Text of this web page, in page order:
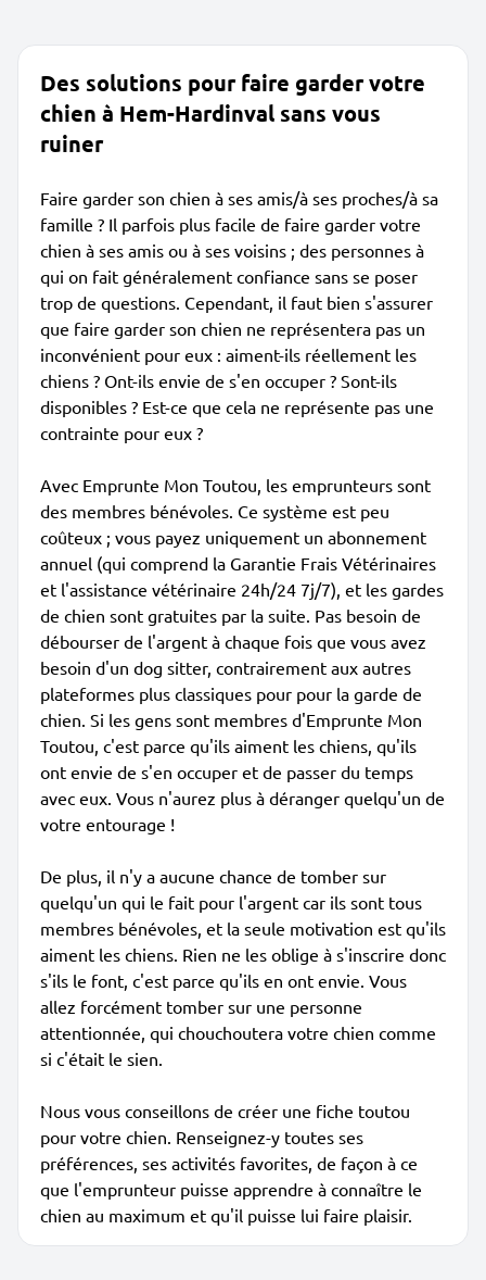
Des solutions pour faire garder votre
chien à Hem-Hardinval sans vous
ruiner
Faire garder son chien à ses amis/à ses proches/à sa
famille ? Il parfois plus facile de faire garder votre
chien à ses amis ou à ses voisins ; des personnes à
qui on fait généralement confiance sans se poser
trop de questions. Cependant, il faut bien s'assurer
que faire garder son chien ne représentera pas un
inconvénient pour eux : aiment-ils réellement les
chiens ? Ont-ils envie de s'en occuper ? Sont-ils
disponibles ? Est-ce que cela ne représente pas une
contrainte pour eux ?
Avec Emprunte Mon Toutou, les emprunteurs sont
des membres bénévoles. Ce système est peu
coûteux ; vous payez uniquement un abonnement
annuel (qui comprend la Garantie Frais Vétérinaires
et l'assistance vétérinaire 24h/24 7j/7), et les gardes
de chien sont gratuites par la suite. Pas besoin de
débourser de l'argent à chaque fois que vous avez
besoin d'un dog sitter, contrairement aux autres
plateformes plus classiques pour pour la garde de
chien. Si les gens sont membres d'Emprunte Mon
Toutou, c'est parce qu'ils aiment les chiens, qu'ils
ont envie de s'en occuper et de passer du temps
avec eux. Vous n'aurez plus à déranger quelqu'un de
votre entourage !
De plus, il n'y a aucune chance de tomber sur
quelqu'un qui le fait pour l'argent car ils sont tous
membres bénévoles, et la seule motivation est qu'ils
aiment les chiens. Rien ne les oblige à s'inscrire donc
s'ils le font, c'est parce qu'ils en ont envie. Vous
allez forcément tomber sur une personne
attentionnée, qui chouchoutera votre chien comme
si c'était le sien.
Nous vous conseillons de créer une fiche toutou
pour votre chien. Renseignez-y toutes ses
préférences, ses activités favorites, de façon à ce
que l'emprunteur puisse apprendre à connaître le
chien au maximum et qu'il puisse lui faire plaisir.